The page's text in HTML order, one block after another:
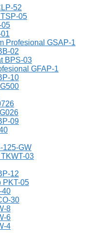
52
05
05
Profesional GSAP-1
02
BPS-03
GFAP-1
10
09
125-GW
03
12
PKT-05
40
30
8
6
4